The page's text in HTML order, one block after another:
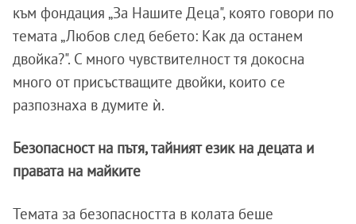
към фондация „За Нашите Деца", която говори по
темата „Любов след бебето: Как да останем
двойка?". С много чувствителност тя докосна
много от присъстващите двойки, които се
разпознаха в думите ѝ.
Безопасност на пътя, тайният език на децата и
правата на майките
Темата за безопасността в колата беше